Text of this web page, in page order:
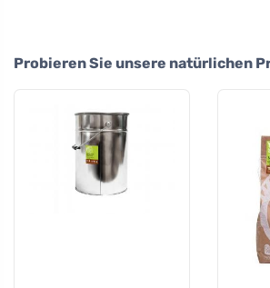
Probieren Sie unsere natürlichen